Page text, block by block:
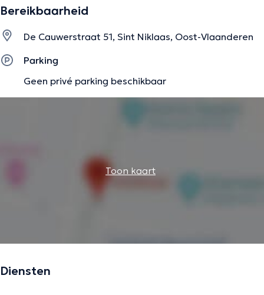
Bereikbaarheid
De Cauwerstraat 51, Sint Niklaas, Oost-Vlaanderen
Parking
Geen privé parking beschikbaar
Toon kaart
Diensten